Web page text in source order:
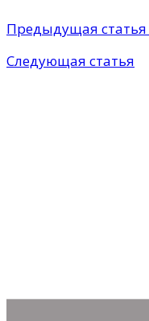
Предыдущая статья
Следующая статья